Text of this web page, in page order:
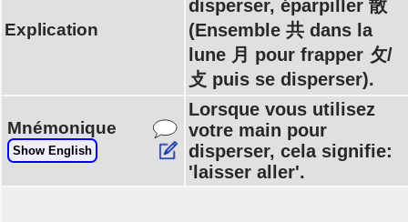
Explication
disperser, éparpiller 散
(Ensemble 共 dans la
lune 月 pour frapper 攵/
攴 puis se disperser).
Mnémonique
Show English
Lorsque vous utilisez
votre main pour
disperser, cela signifie:
'laisser aller'.